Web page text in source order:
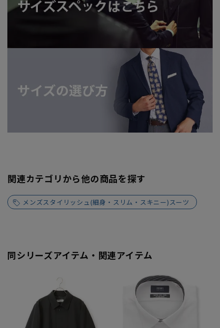
関連カテゴリから他の商品を探す
メンズスタイリッシュ(細身・スリム・スキニー)スーツ
同シリーズアイテム・関連アイテム